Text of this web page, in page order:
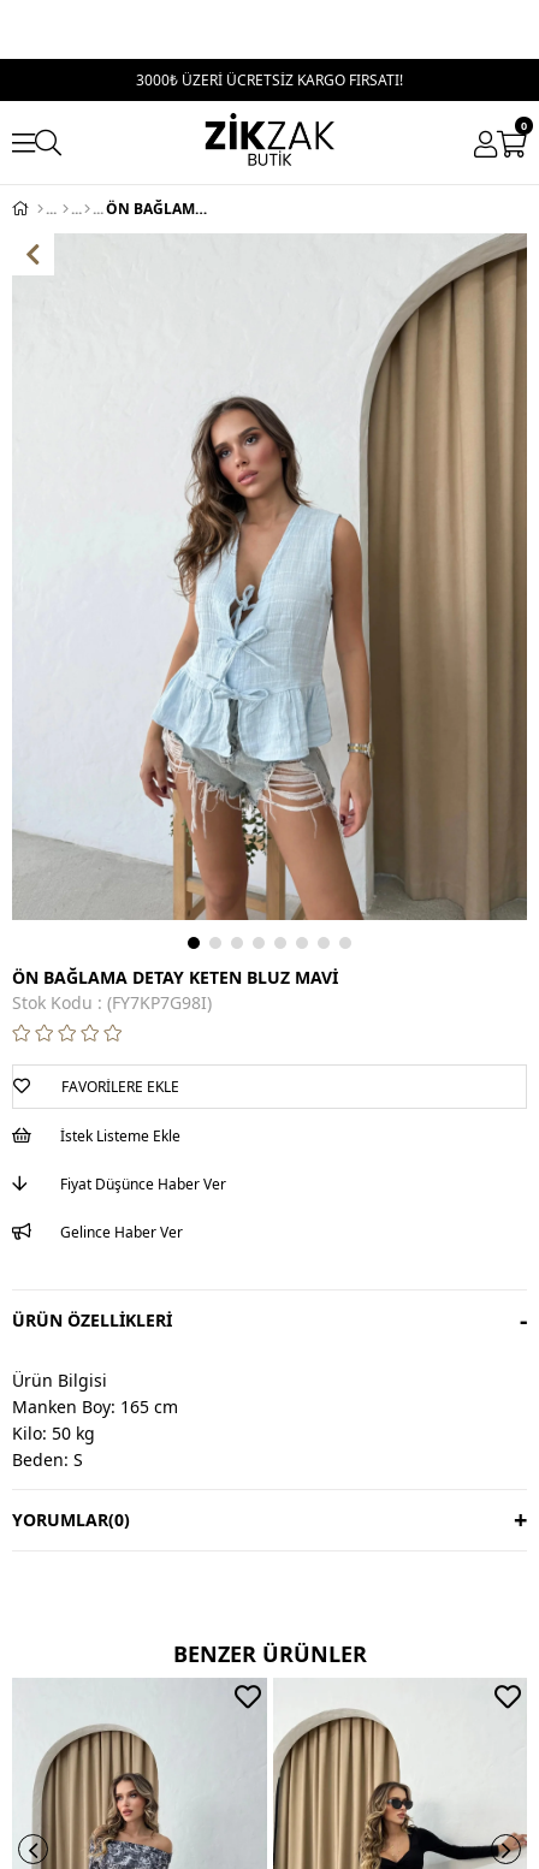
3000₺ ÜZERİ ÜCRETSİZ KARGO FIRSATI!
0
ÖN BAĞLAMA DETAY KETEN BLUZ MAVİ
ÖN BAĞLAMA DETAY KETEN BLUZ MAVİ
Stok Kodu
(FY7KP7G98I)
FAVORILERE EKLE
İstek Listeme Ekle
Fiyat Düşünce Haber Ver
Gelince Haber Ver
ÜRÜN ÖZELLIKLERI
Ürün Bilgisi
Manken Boy: 165 cm
Kilo: 50 kg
Beden: S
Değişim & İade
Çift renkli ürünlerde yıkama mendili kullanınız.
Deri ve süet ürünleri makinede yıkamayınız, kuru temizleme
tercih ediniz.
YORUMLAR(0)
BENZER ÜRÜNLER